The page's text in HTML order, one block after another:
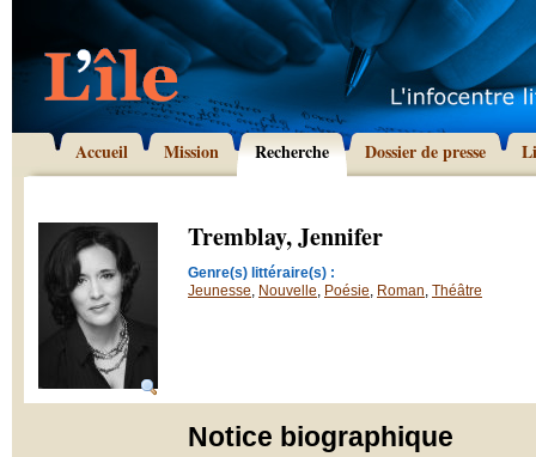
Accueil Mission Recherche Dossier de presse
Tremblay, Jennifer
Genre(s) littéraire(s) :
Jeunesse, Nouvelle, Poésie, Roman, Théâtre
Notice biographique